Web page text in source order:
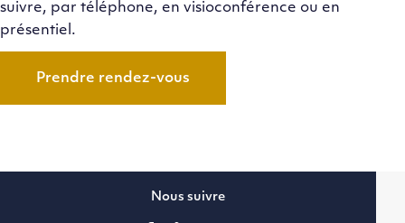
suivre, par téléphone, en visioconférence ou en
présentiel.
Prendre rendez-vous
Nous suivre